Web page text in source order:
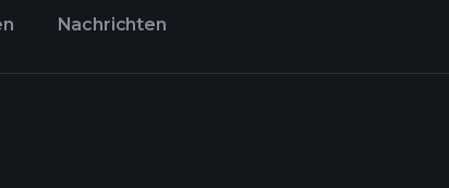
Nachrichten